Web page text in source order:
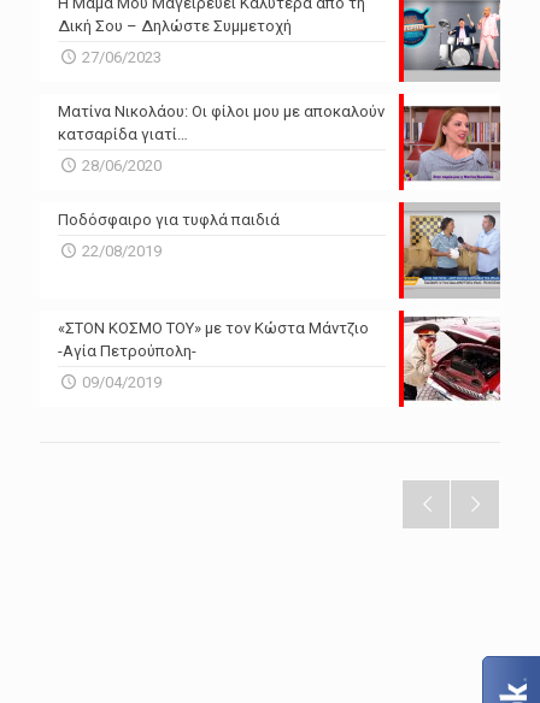
Δική Σου – Δηλώστε Συμμετοχή
27/06/2023
Ματίνα Νικολάου: Οι φίλοι μου με αποκαλούν
κατσαρίδα γιατί…
28/06/2020
Ποδόσφαιρο για τυφλά παιδιά
22/08/2019
«ΣΤΟΝ ΚΟΣΜΟ ΤΟΥ» με τον Κώστα Μάντζιο
-Αγία Πετρούπολη-
09/04/2019